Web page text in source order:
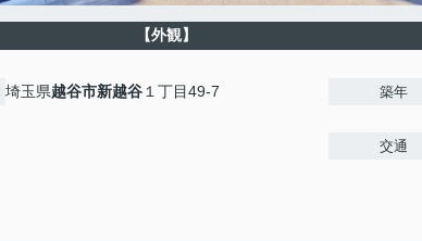
【外観】
埼玉県越谷市新越谷 １丁目49-7 築年
交通